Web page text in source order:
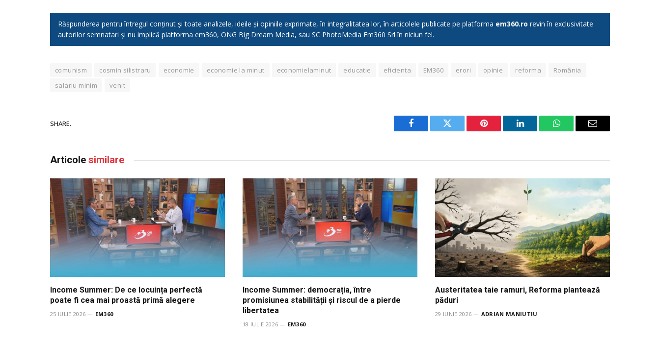
Răspunderea pentru întregul conținut și toate analizele, ideile și opiniile exprimate, în integralitatea lor, în articolele publicate pe platforma em360.ro revin în exclusivitate
autorilor semnatari și nu implică platforma em360, ONG Big Dream Media, sau SC PhotoMedia Em360 Srl în niciun fel.
comunism cosmin silistraru economie economie la minut economielaminut educatie eficienta EM360 erori opinie reforma
România
salariu minim
venit
SHARE.
Facebook Twitter Pinterest LinkedIn WhatsAppEmail
Articole similare
Income Summer: De ce locuința perfectă
poate fi cea mai proastă primă alegere
25 IULIE 2026 EM360
Income Summer: democrația, între
promisiunea stabilității și riscul de a pierde
libertatea
18 IULIE 2026 EM360
Austeritatea taie ramuri, Reforma plantează
păduri
29 IUNIE 2026 ADRIAN MANIUTIU